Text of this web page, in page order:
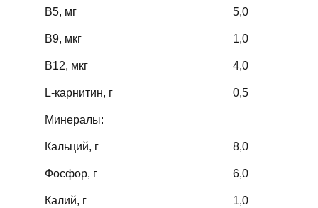
В5, мг 5,0
В9, мкг 1,0
В12, мкг 4,0
L-карнитин, г 0,5
Минералы:
Кальций, г 8,0
Фосфор, г 6,0
Калий, г 1,0